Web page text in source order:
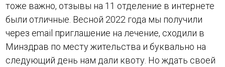
тоже важно, отзывы на 11 отделение в интернете
были отличные. Весной 2022 года мы получили
через email приглашение на лечение, сходили в
Минздрав по месту жительства и буквально на
следующий день нам дали квоту. Но ждать своей